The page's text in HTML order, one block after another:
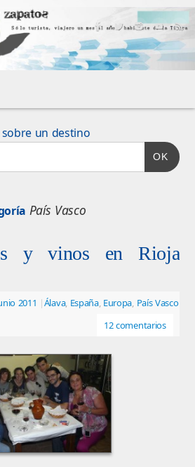
un destino
OK
País Vasco
y vinos en Rioja
2011 |Álava, España, Europa País Vasco
12 comentarios